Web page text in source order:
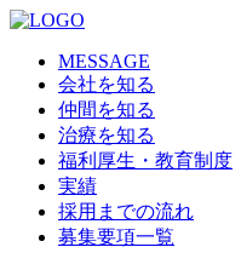
MESSAGE
会社を知る
仲間を知る
治療を知る
福利厚生・教育制度
実績
採用までの流れ
募集要項一覧